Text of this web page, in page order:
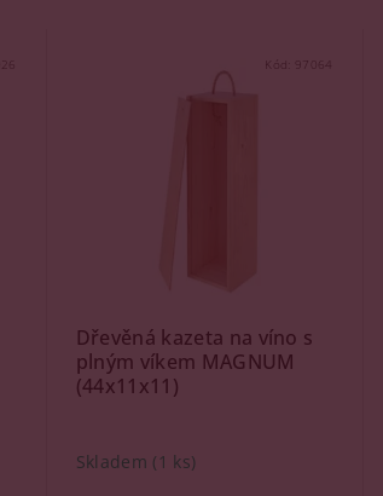
Kód: 97064
Dřevěná kazeta na víno s
plným víkem MAGNUM
(44x11x11)
Skladem (1 ks)